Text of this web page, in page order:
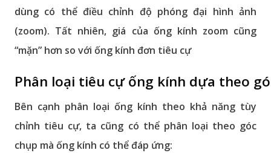
dùng có thể điều chỉnh độ phóng đại hình ảnh
(zoom). Tất nhiên, giá của ống kính zoom cũng
“mặn” hơn so với ống kính đơn tiêu cự
Phân loại tiêu cự ống kính dựa theo
Bên cạnh phân loại ống kính theo khả năng tùy
chỉnh tiêu cự, ta cũng có thể phân loại theo góc
chụp mà ống kính có thể đáp ứng: